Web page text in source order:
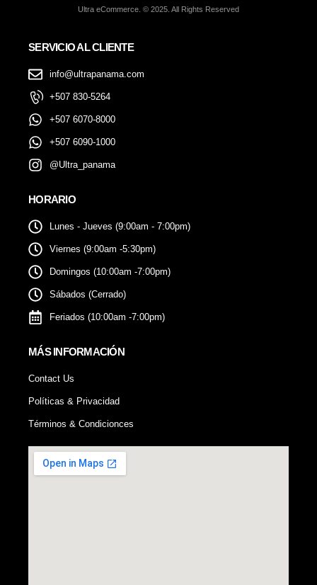
Ultra eCommerce. © 2025. All Rights Reserved
SERVICIO AL CLIENTE
info@ultrapanama.com
+507 830-5264
+507 6070-8000
+507 6090-1000
@Ultra_panama
HORARIO
Lunes - Jueves (9:00am - 7:00pm)
Viernes (9:00am -5:30pm)
Domingos (10:00am -7:00pm)
Sábados (Cerrado)
Feriados (10:00am -7:00pm)
MÁS INFORMACIÓN
Contact Us
Políticas & Privacidad
Términos & Condicionces